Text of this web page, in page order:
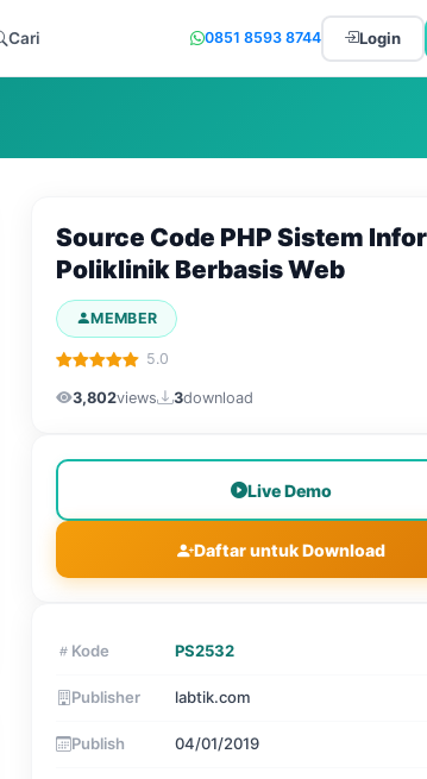
Cari 0851 8593 8744 Login
Source Code PHP Sistem
Poliklinik Berbasis Web
MEMBER
5.0
3,802views 3download
Live Demo
Daftar untuk Download
Kode PS2532
Publisher labtik.com
Publish 04/01/2019